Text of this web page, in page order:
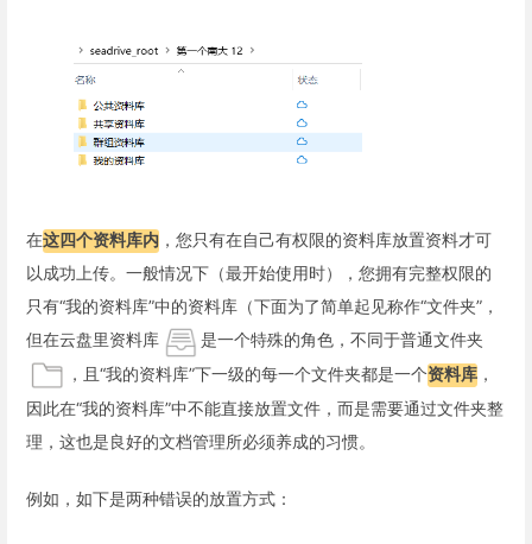
在这四个资料库内 ，您只有在自己有权限的资料库放置资料才可
以成功上传。一般情况下（最开始使用时），您拥有完整权限的
只有“我的资料库”中的资料库（下面为了简单起见称作“文件夹”，
但在云盘里资料库
是一个特殊的角色，不同于普通文件夹
，且“我的资料库”下一级的每一个文件夹都是一个资料库 ，
因此在“我的资料库”中不能直接放置文件，而是需要通过文件夹整
理，这也是良好的文档管理所必须养成的习惯。
例如，如下是两种错误的放置方式：